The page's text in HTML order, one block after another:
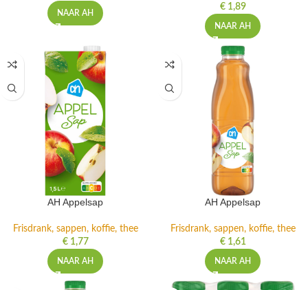
NAAR AH
€1,89
NAAR AH
AH Appelsap
Frisdrank, sappen, koffie, thee
€1,77
NAAR AH
AH Appelsap
Frisdrank, sappen, koffie, thee
€1,61
NAAR AH